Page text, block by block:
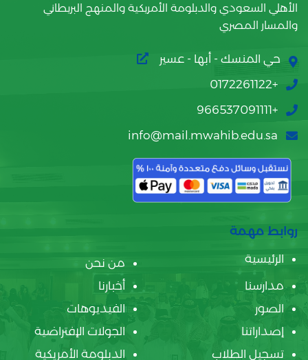
الأهلي السعودي والدبلومة الأمريكية والمنهج البريطاني
والمسار المصري
حي المنسك - أبها - عسير
+0172261122
+966537091111
info@mail.mwahib.edu.sa
روابط مهمة
الرئيسية
من نحن
مدارسنا
أخبارنا
الصور
الفيديوهات
إصداراتنا
الجولات الإفتراضية
تسجيل الطلاب
الدبلومة الأمريكية